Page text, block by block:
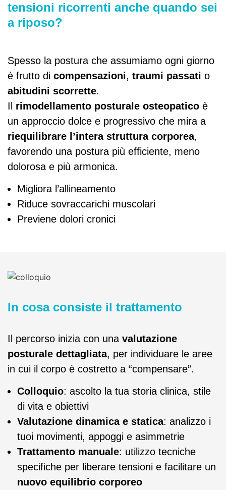
tensioni ricorrenti anche quando sei
a riposo?
Spesso la postura che assumiamo ogni giorno
è frutto di compensazioni, traumi passati o
abitudini scorrette.
Il rimodellamento posturale osteopatico è
un approccio dolce e progressivo che mira a
riequilibrare l’intera struttura corporea,
favorendo una postura più efficiente, meno
dolorosa e più armonica.
Migliora l’allineamento
Riduce sovraccarichi muscolari
Previene dolori cronici
In cosa consiste il trattamento
Il percorso inizia con una valutazione
posturale dettagliata, per individuare le aree
in cui il corpo è costretto a “compensare”.
Colloquio: ascolto la tua storia clinica, stile
di vita e obiettivi
Valutazione dinamica e statica: analizzo i
tuoi movimenti, appoggi e asimmetrie
Trattamento manuale: utilizzo tecniche
specifiche per liberare tensioni e facilitare un
nuovo equilibrio corporeo